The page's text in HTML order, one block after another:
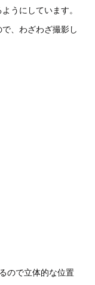
うにしています。
、わざわざ撮影し
ので立体的な位置